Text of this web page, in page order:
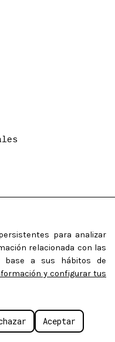
para analizar
relacionada con las
base a sus hábitos de
y configurar tus
Aceptar
a cambios
Accesibilidad web